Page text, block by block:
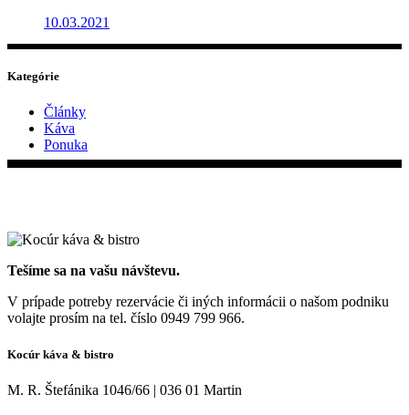
10.03.2021
Kategórie
Články
Káva
Ponuka
Tešíme sa na vašu návštevu.
V prípade potreby rezervácie či iných informácii o našom podniku
volajte prosím na tel. číslo 0949 799 966.
Kocúr káva & bistro
M. R. Štefánika 1046/66 | 036 01 Martin